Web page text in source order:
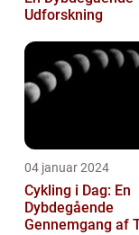
Udforskning
04 januar 2024
Cykling i Dag: En
Dybdegående
Gennemgang af